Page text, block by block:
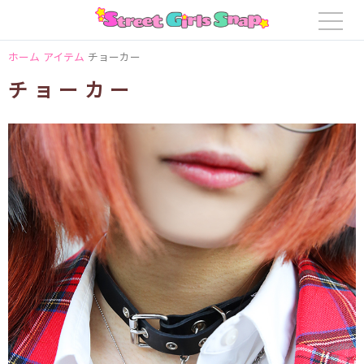
ホーム アイテム チョーカー
チョーカー